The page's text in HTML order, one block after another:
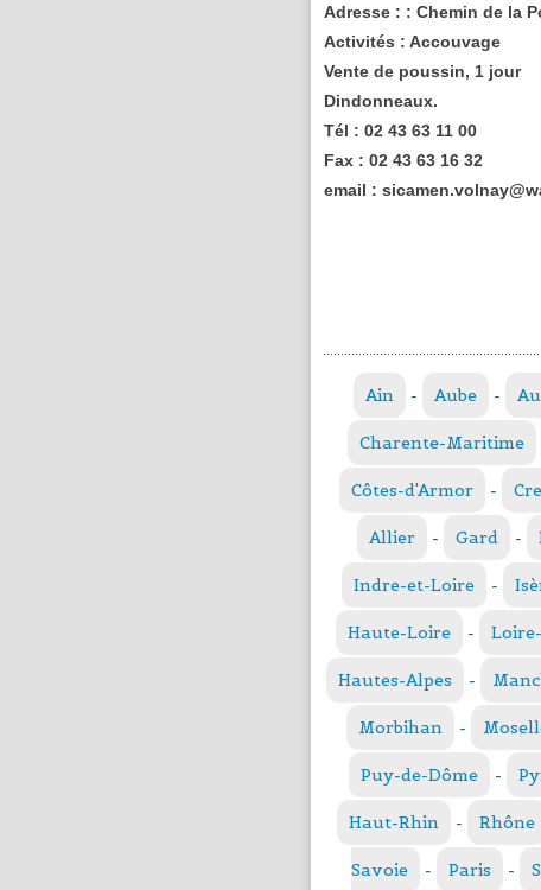
Adresse : : Chemin de la
Activités : Accouvage
Vente de poussin, 1 jour
Dindonneaux.
Tél : 02 43 63 11 00
Fax : 02 43 63 16 32
email :
Ain - Aube -
Charente-Maritime
Côtes-d'Armor -
Allier - Gard -
Indre-et-Loire -
Haute-Loire -
Hautes-Alpes -
Morbihan -
Puy-de-Dôme -
Haut-Rhin - Rhône
Savoie - Paris -